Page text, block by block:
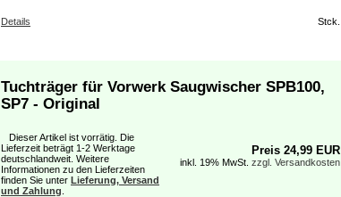
Details Stck.
Tuchträger für Vorwerk Saugwischer SPB100,
SP7 - Original
Dieser Artikel ist vorrätig. Die
Lieferzeit beträgt 1-2 Werktage
deutschlandweit. Weitere
Informationen zu den Lieferzeiten
finden Sie unter Lieferung, Versand
und Zahlung
Preis 24,99 EUR
inkl. 19% MwSt. zzgl. Versandkosten